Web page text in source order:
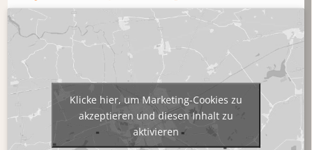
Klicke hier, um Marketing-Cookies zu
akzeptieren und diesen Inhalt zu
aktivieren